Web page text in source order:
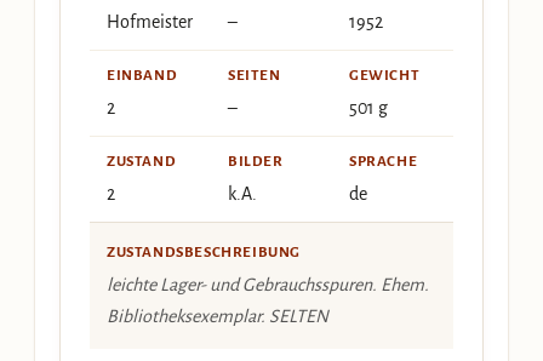
Hofmeister – 1952
EINBAND
2
SEITEN
–
GEWICHT
501 g
ZUSTAND
2
BILDER
k.A.
SPRACHE
de
ZUSTANDSBESCHREIBUNG
leichte Lager- und Gebrauchsspuren. Ehem.
Bibliotheksexemplar. SELTEN